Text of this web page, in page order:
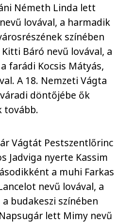
Németh Linda lett
lovával, a harmadik
színében
Báró nevű lovával, a
farádi Kocsis Mátyás,
A 18. Nemzeti Vágta
döntőjébe ők
tovább.
Vágtát Pestszentlőrinc
Jadviga nyerte Kassim
a muhi Farkas
nevű lovával, a
budakeszi színében
lett Mimy nevű